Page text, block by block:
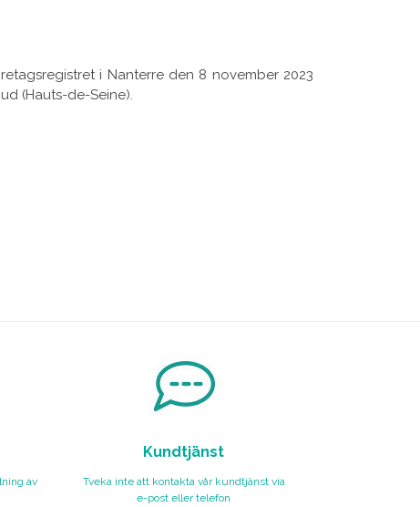
i Nanterre den 8 november 2023
(Hauts-de-Seine).
av
Kundtjänst
Tveka inte att kontakta vår kundtjänst via
e-post eller telefon